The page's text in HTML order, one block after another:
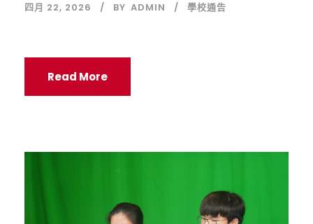
四月 22, 2026 BY ADMIN 學校通告
Read More